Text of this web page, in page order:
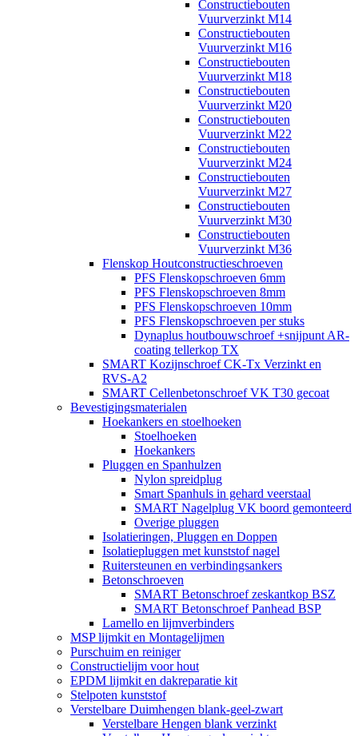
Constructiebouten
Vuurverzinkt M14
Constructiebouten
Vuurverzinkt M16
Constructiebouten
Vuurverzinkt M18
Constructiebouten
Vuurverzinkt M20
Constructiebouten
Vuurverzinkt M22
Constructiebouten
Vuurverzinkt M24
Constructiebouten
Vuurverzinkt M27
Constructiebouten
Vuurverzinkt M30
Constructiebouten
Vuurverzinkt M36
Flenskop Houtconstructieschroeven
PFS Flenskopschroeven 6mm
PFS Flenskopschroeven 8mm
PFS Flenskopschroeven 10mm
PFS Flenskopschroeven per stuks
Dynaplus houtbouwschroef +snijpunt AR-
coating tellerkop TX
SMART Kozijnschroef CK-Tx Verzinkt en
RVS-A2
SMART Cellenbetonschroef VK T30 gecoat
Bevestigingsmaterialen
Hoekankers en stoelhoeken
Stoelhoeken
Hoekankers
Pluggen en Spanhulzen
Nylon spreidplug
Smart Spanhuls in gehard veerstaal
SMART Nagelplug VK boord gemonteerd
Overige pluggen
Isolatieringen, Pluggen en Doppen
Isolatiepluggen met kunststof nagel
Ruitersteunen en verbindingsankers
Betonschroeven
SMART Betonschroef zeskantkop BSZ
SMART Betonschroef Panhead BSP
Lamello en lijmverbinders
MSP lijmkit en Montagelijmen
Purschuim en reiniger
Constructielijm voor hout
EPDM lijmkit en dakreparatie kit
Stelpoten kunststof
Verstelbare Duimhengen blank-geel-zwart
Verstelbare Hengen blank verzinkt